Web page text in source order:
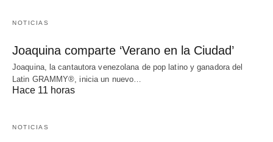
NOTICIAS
Joaquina comparte ‘Verano en la Ciudad’
Joaquina, la cantautora venezolana de pop latino y ganadora del
Latin GRAMMY®, inicia un nuevo…
Hace 11 horas
NOTICIAS